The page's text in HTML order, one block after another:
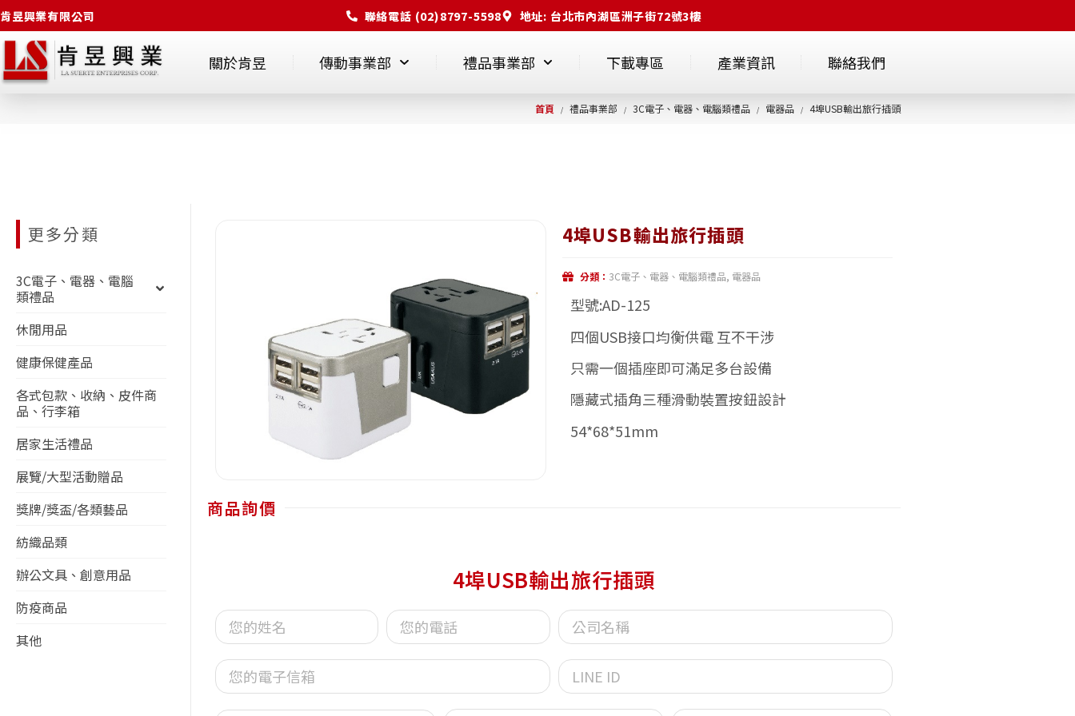
肯昱興業有限公司 聯絡電話 (02)8797-5598 地址: 台北市內湖區洲子街72號3樓
關於肯昱 傳動事業部 禮品事業部 下載專區 產業資訊 聯絡我們
首頁 / 禮品事業部 / 3C電子、電器、電腦類禮品 / 電器品 / 4埠USB輸出旅行插頭
更多分類
3C電子、電器、電腦
類禮品
休閒用品
健康保健產品
各式包款、收納、皮件商
品、行李箱
居家生活禮品
展覽/大型活動贈品
獎牌/獎盃/各類藝品
紡織品類
辦公文具、創意用品
防疫商品
其他
4埠USB輸出旅行插頭
分類： 3C電子、電器、電腦類禮品, 電器品
型號:AD-125
四個USB接口均衡供電 互不干涉
只需一個插座即可滿足多台設備
隱藏式插角三種滑動裝置按鈕設計
54*68*51mm
商品詢價
4埠USB輸出旅行插頭